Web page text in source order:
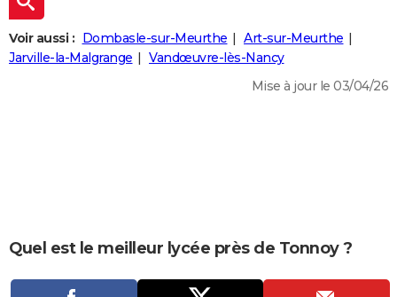
Guides de France
Escapades
Patrimoine
Expositions
Musées
Week-end nature
+
LIFESTYLE
Art de vivre
Bien-être
Loisirs
Mode
Modes de vie
+SANTE
Voir aussi : Dombasle-sur-Meurthe
Art-sur-Meurthe
Jarville-la-Malgrange
Vandœuvre-lès-Nancy
Mise à jour le 03/04/26
Quel est le meilleur lycée près de Tonnoy ?